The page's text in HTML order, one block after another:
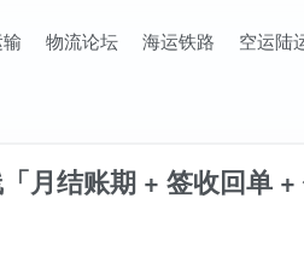
物流论坛 海运铁路 空运陆
月结账期 + 签收回单